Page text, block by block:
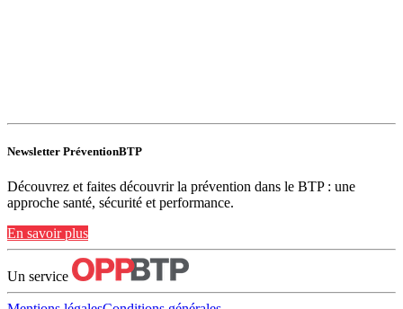
Newsletter PréventionBTP
Découvrez et faites découvrir la prévention dans le BTP : une
approche santé, sécurité et performance.
En savoir plus
Un service